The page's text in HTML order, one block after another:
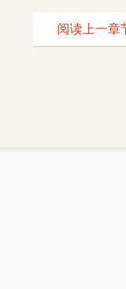
阅读上一章